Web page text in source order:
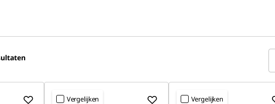
Vergelijken Vergelijken